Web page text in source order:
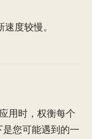
度较慢。
用时，权衡每个
您可能遇到的一